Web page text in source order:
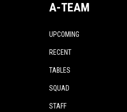
A-TEAM
UPCOMING
RECENT
TABLES
SQUAD
STAFF